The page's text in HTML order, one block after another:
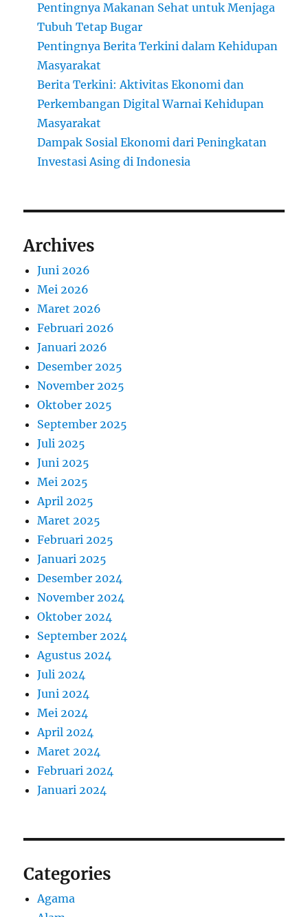
Pentingnya Makanan Sehat untuk Menjaga
Tubuh Tetap Bugar
Pentingnya Berita Terkini dalam Kehidupan
Masyarakat
Berita Terkini: Aktivitas Ekonomi dan
Perkembangan Digital Warnai Kehidupan
Masyarakat
Dampak Sosial Ekonomi dari Peningkatan
Investasi Asing di Indonesia
Archives
Juni 2026
Mei 2026
Maret 2026
Februari 2026
Januari 2026
Desember 2025
November 2025
Oktober 2025
September 2025
Juli 2025
Juni 2025
Mei 2025
April 2025
Maret 2025
Februari 2025
Januari 2025
Desember 2024
November 2024
Oktober 2024
September 2024
Agustus 2024
Juli 2024
Juni 2024
Mei 2024
April 2024
Maret 2024
Februari 2024
Januari 2024
Categories
Agama